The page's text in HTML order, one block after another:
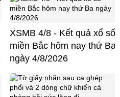
XSMB 4/8 - Kết quả xổ số
miền Bắc hôm nay thứ Ba
ngày 4/8/2026